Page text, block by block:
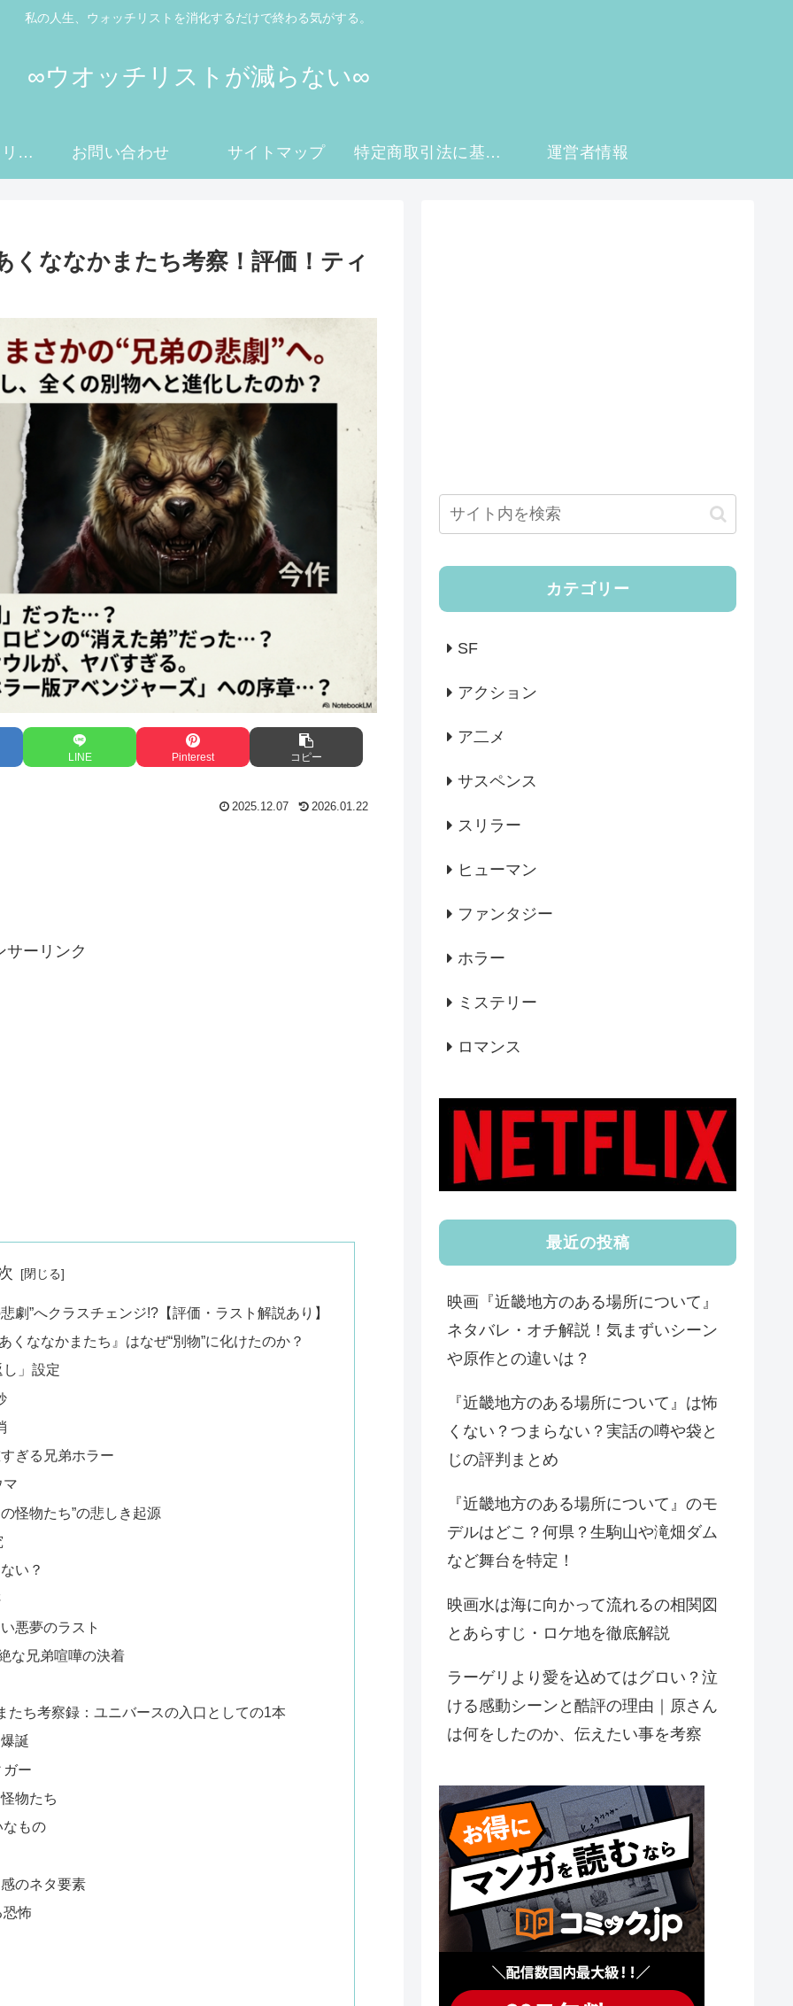
私の人生、ウォッチリストを消化するだけで終わる気がする。
∞ウオッチリストが減らない∞
プライバシーポリシー お問い合わせ サイトマップ 特定商取引法に基づく表記 運営者情報
ななかまたち考察！評価！ティ
LINE Pinterest コピー
2025.12.07 2026.01.22
サーリンク
”へクラスチェンジ!?【評価・ラスト解説あり】
ななかまたち』はなぜ“別物”に化けたのか？
」設定
ぎる兄弟ホラー
マ
怪物たち”の悲しき起源
い？
悪夢のラスト
な兄弟喧嘩の決着
ち考察録：ユニバースの入口としての1本
誕
ー
物たち
なもの
のネタ要素
怖
カテゴリー
SF
アクション
ア二メ
サスペンス
スリラー
ヒューマン
ファンタジー
ホラー
ミステリー
ロマンス
最近の投稿
映画『近畿地方のある場所について』
ネタバレ・オチ解説！気まずいシーン
や原作との違いは？
『近畿地方のある場所について』は怖
くない？つまらない？実話の噂や袋と
じの評判まとめ
『近畿地方のある場所について』のモ
デルはどこ？何県？生駒山や滝畑ダム
など舞台を特定！
映画水は海に向かって流れるの相関図
とあらすじ・ロケ地を徹底解説
ラーゲリより愛を込めてはグロい？泣
ける感動シーンと酷評の理由｜原さん
は何をしたのか、伝えたい事を考察